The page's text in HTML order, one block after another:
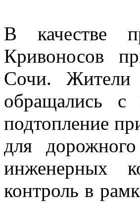
В качестве
Кривоносов
Сочи. Жители
обращались с
подтопление
для
инженерных
контроль в